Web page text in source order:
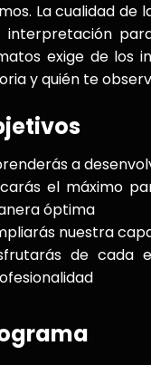
La cualidad
interpretación
exige de los
y quién te
a
el máximo
óptima
nuestra
de cada